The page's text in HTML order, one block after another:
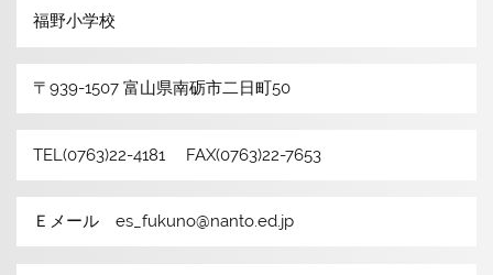
福野小学校
〒939-1507 富山県南砺市二日町50
TEL(0763)22-4181 FAX(0763)22-7653
Ｅメール es_fukuno@nanto.ed.jp